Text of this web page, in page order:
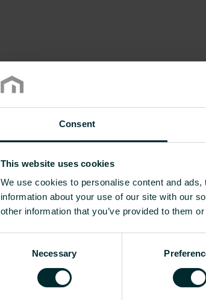
Consent
This website uses cookies
We use cookies to personalise content and
information about your use of our site with our
other information that you’ve provided to them
Necessary
sinua?
arkkitehti, tukkumyyjä tai